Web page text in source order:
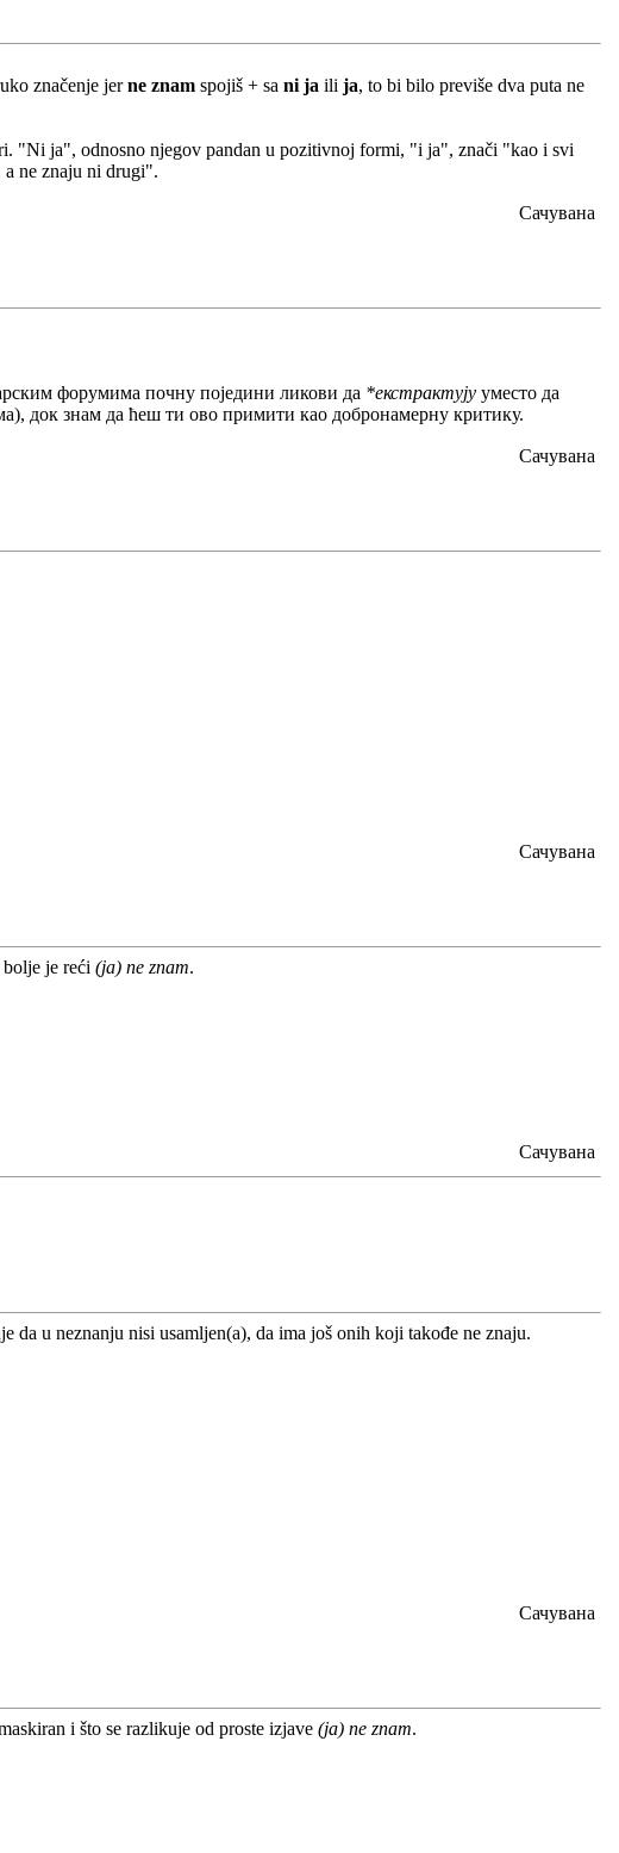
značenje jerne znam spojiš + sa ni ja ili ja, to bi bilo previše dva puta ne
"Ni ja", odnosno njegov pandan u pozitivnoj formi, "i ja", znači "kao i svi
a ne znaju ni drugi".
Сачувана
форумима почну поједини ликови да *екстрактују уместо да
док знам да ћеш ти ово примити као добронамерну критику.
Сачувана
Сачувана
je reći (ja) ne znam.
Сачувана
da u neznanju nisi usamljen(a), da ima još onih koji takođe ne znaju.
Сачувана
i što se razlikuje od proste izjave (ja) ne znam.